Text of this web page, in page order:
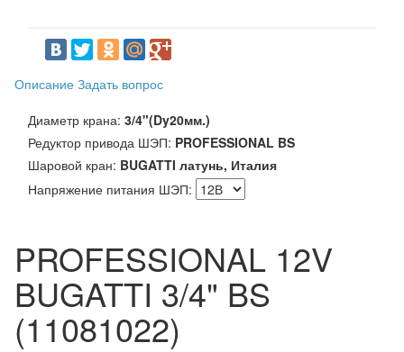
Описание Задать вопрос
Диаметр крана: 3/4"(Dy20мм.)
Редуктор привода ШЭП: PROFESSIONAL BS
Шаровой кран: BUGATTI латунь, Италия
Напряжение питания ШЭП:
PROFESSIONAL 12V
BUGATTI 3/4" BS
(11081022)